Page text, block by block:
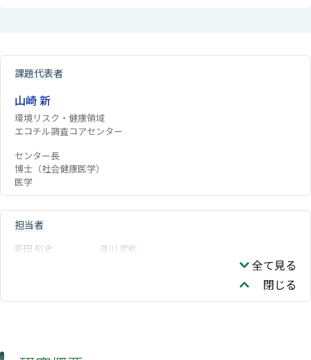
課題代表者
山崎 新
環境リスク・健康領域
エコチル調査コアセンター
センター長
博士（社会健康医学）
医学
担当者
新田 裕史 道川 武紘
全て見る
閉じる